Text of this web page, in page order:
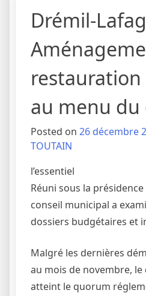
Drémil-
restauration
au menu du
Posted on 26 décembre
TOUTAIN
l’essentiel
Réuni sous la présidence
conseil municipal a
dossiers budgétaires et
Malgré les dernières
au mois de novembre,
atteint le quorum